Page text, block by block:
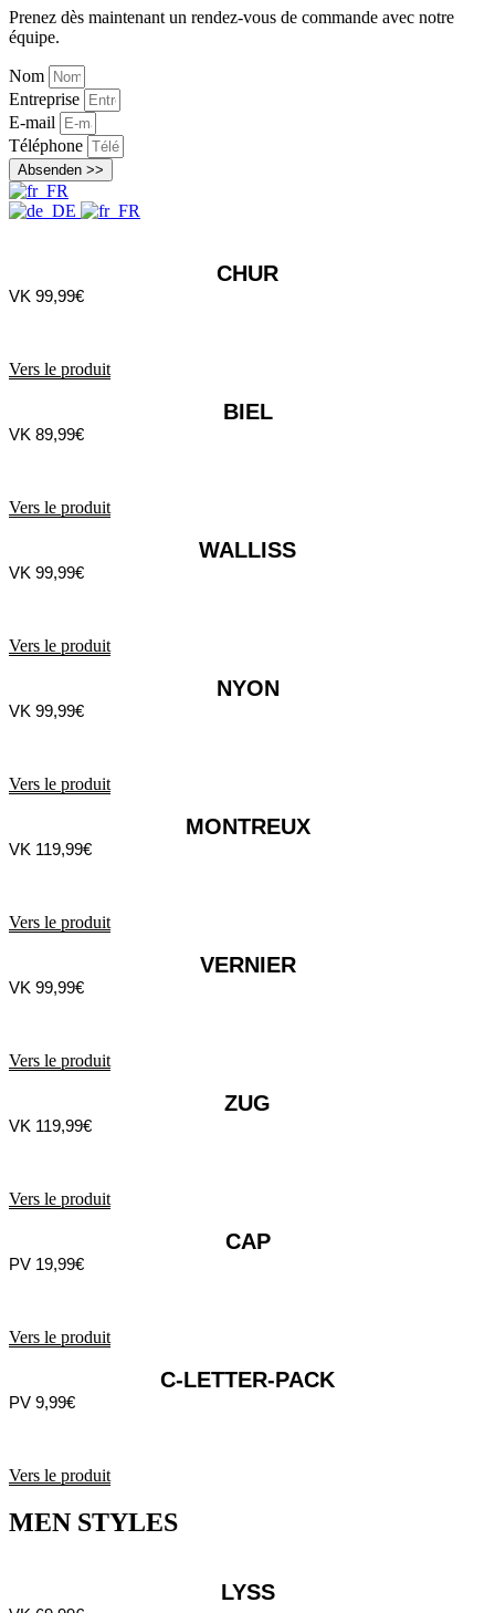
Prenez dès maintenant un rendez-vous de commande avec notre
équipe.
Nom
Entreprise
E-mail
Téléphone
Absenden >>
CHUR
VK 99,99€
Vers le produit
BIEL
VK 89,99€
Vers le produit
WALLISS
VK 99,99€
Vers le produit
NYON
VK 99,99€
Vers le produit
MONTREUX
VK 119,99€
Vers le produit
VERNIER
VK 99,99€
Vers le produit
ZUG
VK 119,99€
Vers le produit
CAP
PV 19,99€
Vers le produit
C-LETTER-PACK
PV 9,99€
Vers le produit
MEN STYLES
LYSS